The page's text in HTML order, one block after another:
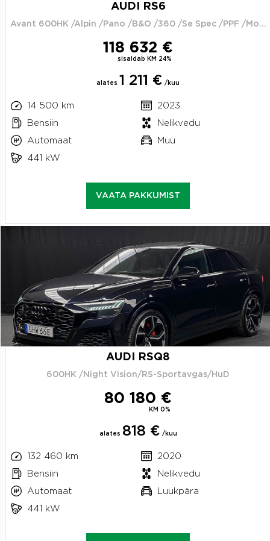
AUDI RS6
Avant 600HK /Alpin /Pano /B&O /360 /Se Spec /PPF /Moms
118 632 €
sisaldab KM 24%
alates 1 211 € /kuu
14 500 km
2023
Bensiin
Nelikvedu
Automaat
Muu
441 kW
VAATA PAKKUMIST
AUDI RSQ8
600HK /Night Vision/RS-Sportavgas/HuD
80 180 €
KM 0%
alates 818 € /kuu
132 460 km
2020
Bensiin
Nelikvedu
Automaat
Luukpära
441 kW